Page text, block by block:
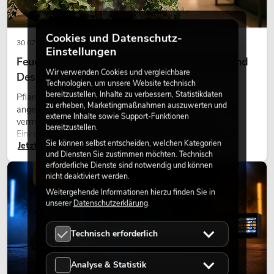
30.07.2026
Feuerhemmende Kunstpflanzen: Sicherheit und
Design perfekt kombiniert
Pflanzen machen Räume lebendig. Sie schaffen eine
angenehme Atmosphäre, verbessern das Ambiente und
vermitteln Natürlichkeit. Ob in Hotels, Restaurants,
Einkaufszentren, Bürogebäuden oder auf Messeständen:
eine hochwertige Begrünung gehört heute längst zum
modernen Raumkonzept.
Jetzt lesen
LICHT
Cookies und Datenschutz-
Einstellungen
Wir verwenden Cookies und vergleichbare
Technologien, um unsere Website technisch
bereitzustellen, Inhalte zu verbessern, Statistikdaten
zu erheben, Marketingmaßnahmen auszuwerten und
externe Inhalte sowie Support-Funktionen
bereitzustellen.
Sie können selbst entscheiden, welchen Kategorien
und Diensten Sie zustimmen möchten. Technisch
erforderliche Dienste sind notwendig und können
nicht deaktiviert werden.
Weitergehende Informationen hierzu finden Sie in
unsererDatenschutzerklärung.
Technisch erforderlich
Analyse & Statistik